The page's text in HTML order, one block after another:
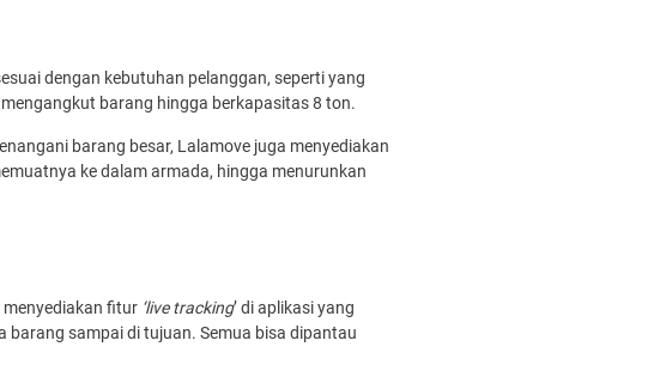
dengan kebutuhan pelanggan, seperti yang
barang hingga berkapasitas 8 ton.
barang besar, Lalamove juga menyediakan
ke dalam armada, hingga menurunkan
menyediakan fitur ‘live tracking’ di aplikasi yang
barang sampai di tujuan. Semua bisa dipantau